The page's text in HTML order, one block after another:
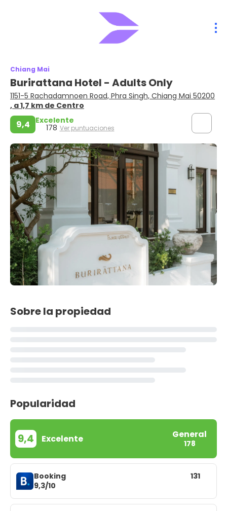
Chiang Mai
Burirattana Hotel - Adults Only
1151-5 Rachadamnoen Road, Phra Singh, Chiang Mai 50200
, a 1,7 km de Centro
9,4 Excelente
178 Ver puntuaciones
Sobre la propiedad
Popularidad
9,4 Excelente General
178
Booking
9,3/10
131